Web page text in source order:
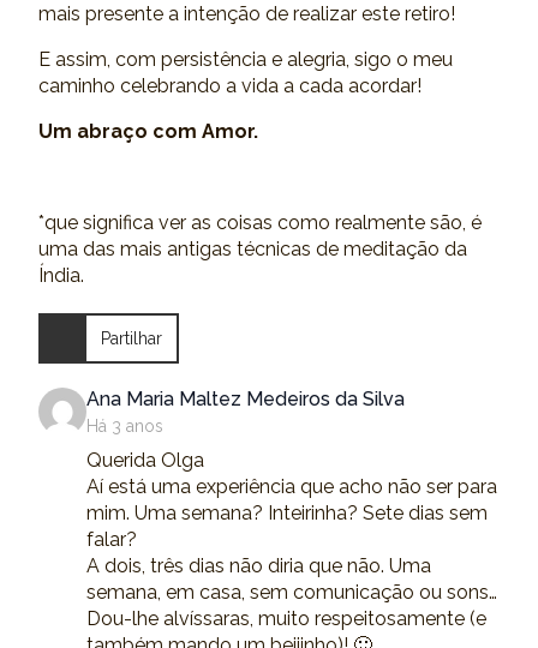
mais presente a intenção de realizar este retiro!
E assim, com persistência e alegria, sigo o meu
caminho celebrando a vida a cada acordar!
Um abraço com Amor.
*que significa ver as coisas como realmente são, é
uma das mais antigas técnicas de meditação da
Índia.
Partilhar
Ana Maria Maltez Medeiros da Silvasays:
Há 3 anos
Querida Olga
Aí está uma experiência que acho não ser para
mim. Uma semana? Inteirinha? Sete dias sem
falar?
A dois, três dias não diria que não. Uma
semana, em casa, sem comunicação ou sons…
Dou-lhe alvíssaras, muito respeitosamente (e